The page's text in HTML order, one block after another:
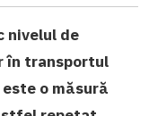
nivelul de
în transportul
o măsură